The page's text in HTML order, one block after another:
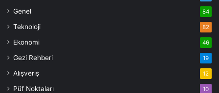
Genel 84
Teknoloji 82
Ekonomi 46
Gezi Rehberi 19
Alışveriş 12
Püf Noktaları 10